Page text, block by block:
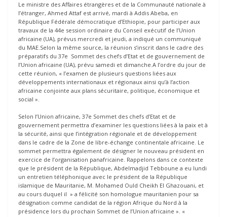
Le ministre des Affaires étrangères et de la Communauté nationale à
l’étranger, Ahmed Attaf est arrivé, mardi à Addis Abeba, en
République Fédérale démocratique d’Ethiopie, pour participer aux
travaux de la 44e session ordinaire du Conseil exécutif de l’Union
africaine (UA), prévus mercredi et jeudi, a indiqué un communiqué
du MAE.Selon la même source, la réunion s’inscrit dans le cadre des
préparatifs du 37e Sommet des chefs d’Etat et de gouvernement de
l’Union africaine (UA), prévu samedi et dimanche.A l’ordre du jour de
cette réunion, « l’examen de plusieurs questions liées aux
développements internationaux et régionaux ainsi qu’à l’action
africaine conjointe aux plans sécuritaire, politique, économique et
social ».
Selon l’Union africaine, 37e Sommet des chefs d’Etat et de
gouvernement permettra d’examiner les questions liées à la paix et à
la sécurité, ainsi que l’intégration régionale et de développement
dans le cadre de la Zone de libre-échange continentale africaine. Le
sommet permettra également de désigner le nouveau président en
exercice de l’organisation panafricaine. Rappelons dans ce contexte
que le président de la République, Abdelmadjid Tebboune a eu lundi
un entretien téléphonique avec le président de la République
islamique de Mauritanie, M. Mohamed Ould Cheikh El Ghazouani, et
au cours duquel il » a félicité son homologue mauritanien pour sa
désignation comme candidat de la région Afrique du Nord à la
présidence lors du prochain Sommet de l’Union africaine ». «